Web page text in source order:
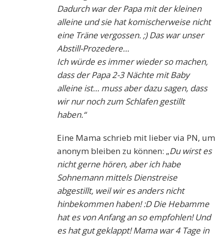
Dadurch war der Papa mit der kleinen
alleine und sie hat komischerweise nicht
eine Träne vergossen. ;) Das war unser
Abstill-Prozedere…
Ich würde es immer wieder so machen,
dass der Papa 2-3 Nächte mit Baby
alleine ist… muss aber dazu sagen, dass
wir nur noch zum Schlafen gestillt
haben.“
Eine Mama schrieb mit lieber via PN, um
anonym bleiben zu können: „Du wirst es
nicht gerne hören, aber ich habe
Sohnemann mittels Dienstreise
abgestillt, weil wir es anders nicht
hinbekommen haben! :D Die Hebamme
hat es von Anfang an so empfohlen! Und
es hat gut geklappt! Mama war 4 Tage in